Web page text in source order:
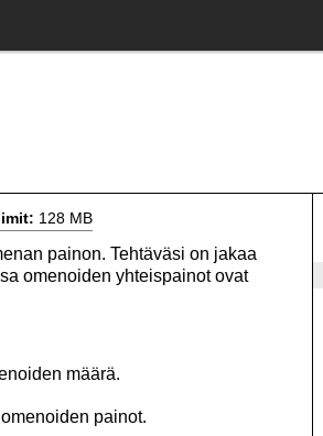
128 MB
painon. Tehtäväsi on jakaa
omenoiden yhteispainot ovat
määrä.
omenoiden painot.